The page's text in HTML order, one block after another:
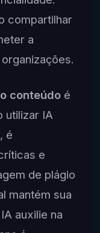
compartilhar
a
conteúdoé
utilizar IA
é
e
de plágio
mantém sua
auxilie na